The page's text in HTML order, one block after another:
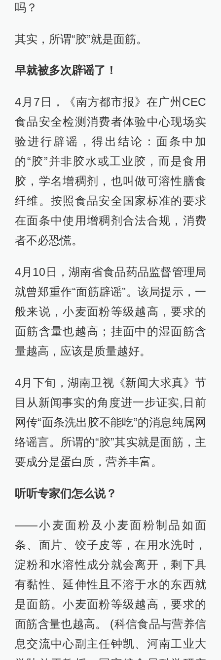
吗？
其实，所谓“胶”就是面筋。
早就被多次辟谣了！
4月7日，《南方都市报》在广州CEC
食品安全检测消费者体验中心现场实
验进行辟谣，得出结论：面条中加
的“胶”并非胶水或工业胶，而是食用
胶，学名增稠剂，也叫做可溶性膳食
纤维。按照食品安全国家标准的要求
在面条中使用增稠剂合法合规，消费
者不必恐慌。
4月10日，湖南省食品药品监督管理局
就曾郑重作“面筋辟谣”。该局提示，一
般来说，小麦面粉等级越高，要求的
面筋含量也越高；挂面中的湿面筋含
量越高，应该是质量越好。
4月下旬，湖南卫视《新闻大求真》节
目从新闻事实的角度进一步证实,日前
网传“面条洗出胶不能吃”的消息纯属网
络谣言。所谓的“胶”其实就是面筋，主
要成分是蛋白质，营养丰富。
听听专家们怎么说？
——小麦面粉及小麦面粉制品如面
条、面片、饺子皮等，在用水洗时，
淀粉和水溶性成分就会离开，剩下具
有黏性、延伸性且不溶于水的东西就
是面筋。小麦面粉等级越高，要求的
面筋含量也越高。 (科信食品与营养信
息交流中心副主任钟凯、河南工业大